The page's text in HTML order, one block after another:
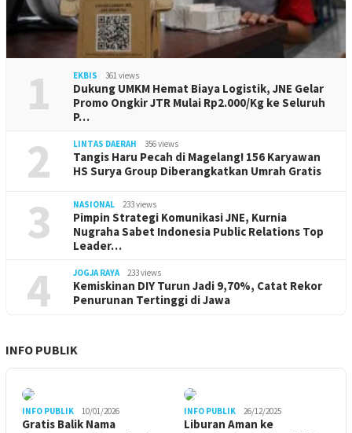
1 EKBIS 361 views
Dukung UMKM Hemat Biaya Logistik, JNE Gelar
Promo Ongkir JTR Mulai Rp2.000/Kg ke Seluruh
P…
2 LINTAS DAERAH 356 views
Tangis Haru Pecah di Magelang! 156 Karyawan
HS Surya Group Diberangkatkan Umrah Gratis
3 NASIONAL 233 views
Pimpin Strategi Komunikasi JNE, Kurnia
Nugraha Sabet Indonesia Public Relations Top
Leader…
4 JOGJA RAYA 233 views
Kemiskinan DIY Turun Jadi 9,70%, Catat Rekor
Penurunan Tertinggi di Jawa
INFO PUBLIK
INFO PUBLIK 10/01/2026
Gratis Balik Nama
INFO PUBLIK 26/12/2025
Liburan Aman ke